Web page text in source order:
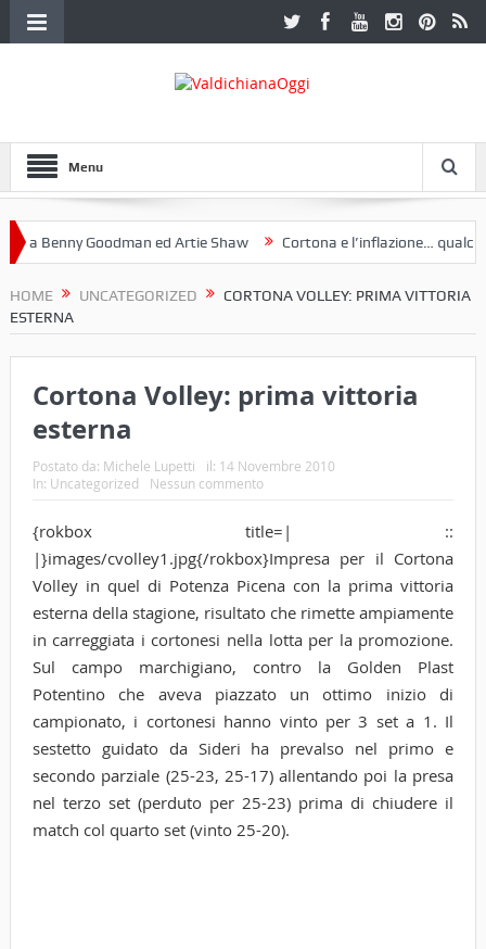
Menu
a Benny Goodman ed Artie Shaw Cortona e l’inflazione… qualche
HOME UNCATEGORIZED
CORTONA VOLLEY: PRIMA VITTORIA
ESTERNA
Cortona Volley: prima vittoria
esterna
Postato da: Michele Lupetti il: 14 Novembre 2010
In: Uncategorized Nessun commento
{rokbox title=| ::
|}images/cvolley1.jpg{/rokbox}Impresa per il Cortona
Volley in quel di Potenza Picena con la prima vittoria
esterna della stagione, risultato che rimette ampiamente
in carreggiata i cortonesi nella lotta per la promozione.
Sul campo marchigiano, contro la Golden Plast
Potentino che aveva piazzato un ottimo inizio di
campionato, i cortonesi hanno vinto per 3 set a 1. Il
sestetto guidato da Sideri ha prevalso nel primo e
secondo parziale (25-23, 25-17) allentando poi la presa
nel terzo set (perduto per 25-23) prima di chiudere il
match col quarto set (vinto 25-20).